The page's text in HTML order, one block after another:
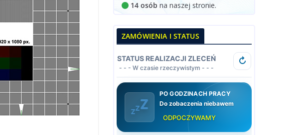
14 osób na naszej stronie.
ZAMÓWIENIA I STATUS
STATUS REALIZACJI ZLECEŃ
- - - W czasie rzeczywistym - - -
↻
PO GODZINACH PRACY
Do zobaczenia niebawem
ODPOCZYWAMY